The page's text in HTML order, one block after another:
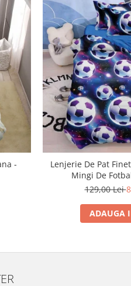
-
Lenjerie De Pat
Mingi De
129,00 Lei
ADAUGA